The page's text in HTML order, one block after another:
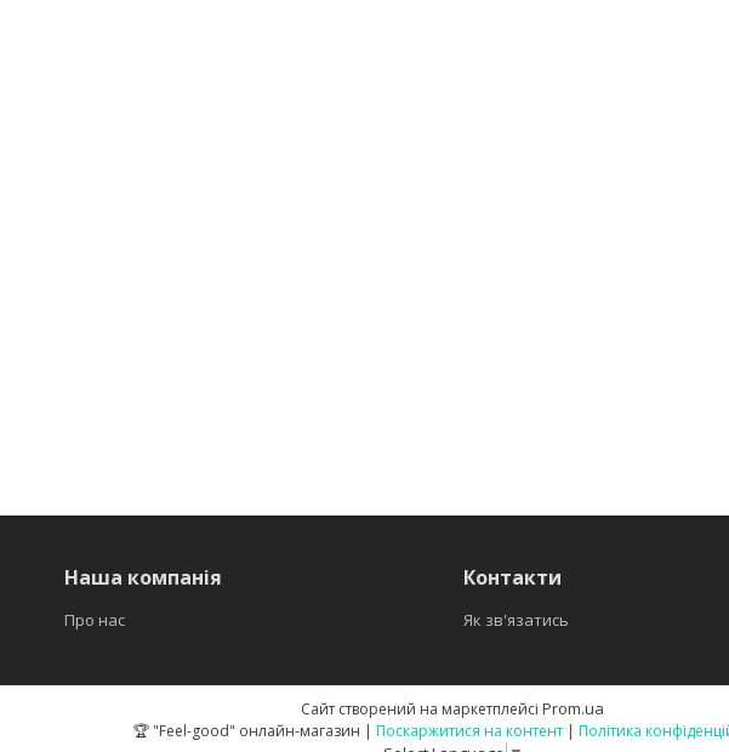
Наша компанія
Про нас
Контакти
Як зв'язатись
Сайт створений на маркетплейсі Prom.ua
🏆 "Feel-good" онлайн-магазин | Поскаржитися на контент | Політика